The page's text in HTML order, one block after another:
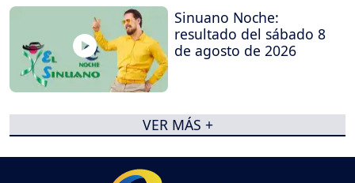
Sinuano Noche:
resultado del sábado 8
de agosto de 2026
VER MÁS +